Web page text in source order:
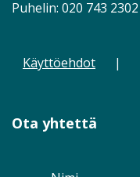
Puhelin: 020 743 2302
Käyttöehdot |
Ota yhtettä